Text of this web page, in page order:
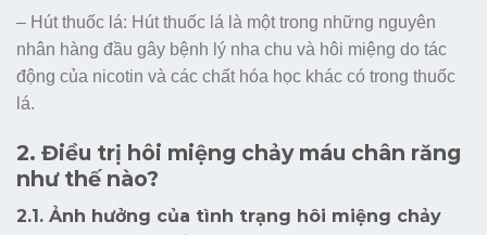
– Hút thuốc lá: Hút thuốc lá là một trong những nguyên
nhân hàng đầu gây bệnh lý nha chu và hôi miệng do tác
động của nicotin và các chất hóa học khác có trong thuốc
lá.
2. Điều trị hôi miệng chảy máu chân răng
như thế nào?
2.1. Ảnh hưởng của tình trạng hôi miệng chảy